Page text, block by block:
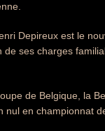
Depireux est le
ses charges
de Belgique, la
en championnat